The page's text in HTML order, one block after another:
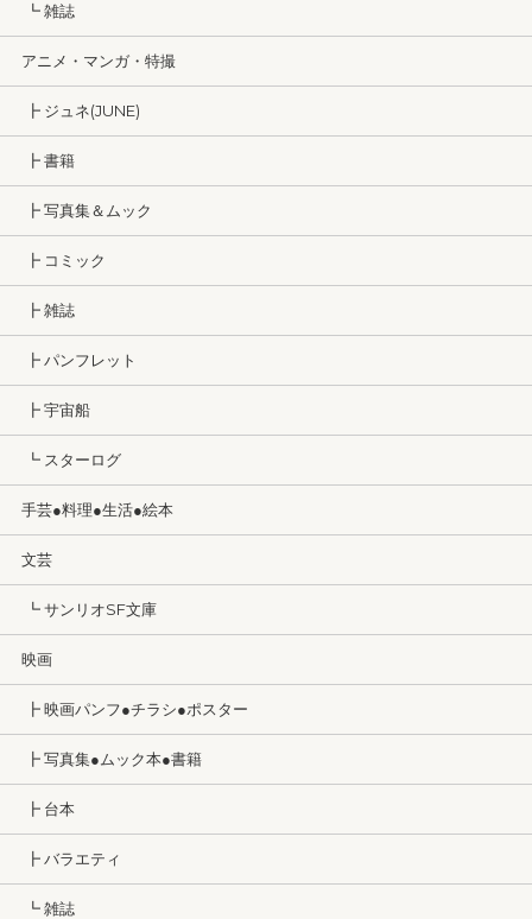
┗ 雑誌
アニメ・マンガ・特撮
┣ ジュネ(JUNE)
┣ 書籍
┣ 写真集＆ムック
┣ コミック
┣ 雑誌
┣ パンフレット
┣ 宇宙船
┗ スターログ
手芸●料理●生活●絵本
文芸
┗ サンリオSF文庫
映画
┣ 映画パンフ●チラシ●ポスター
┣ 写真集●ムック本●書籍
┣ 台本
┣ バラエティ
┗ 雑誌